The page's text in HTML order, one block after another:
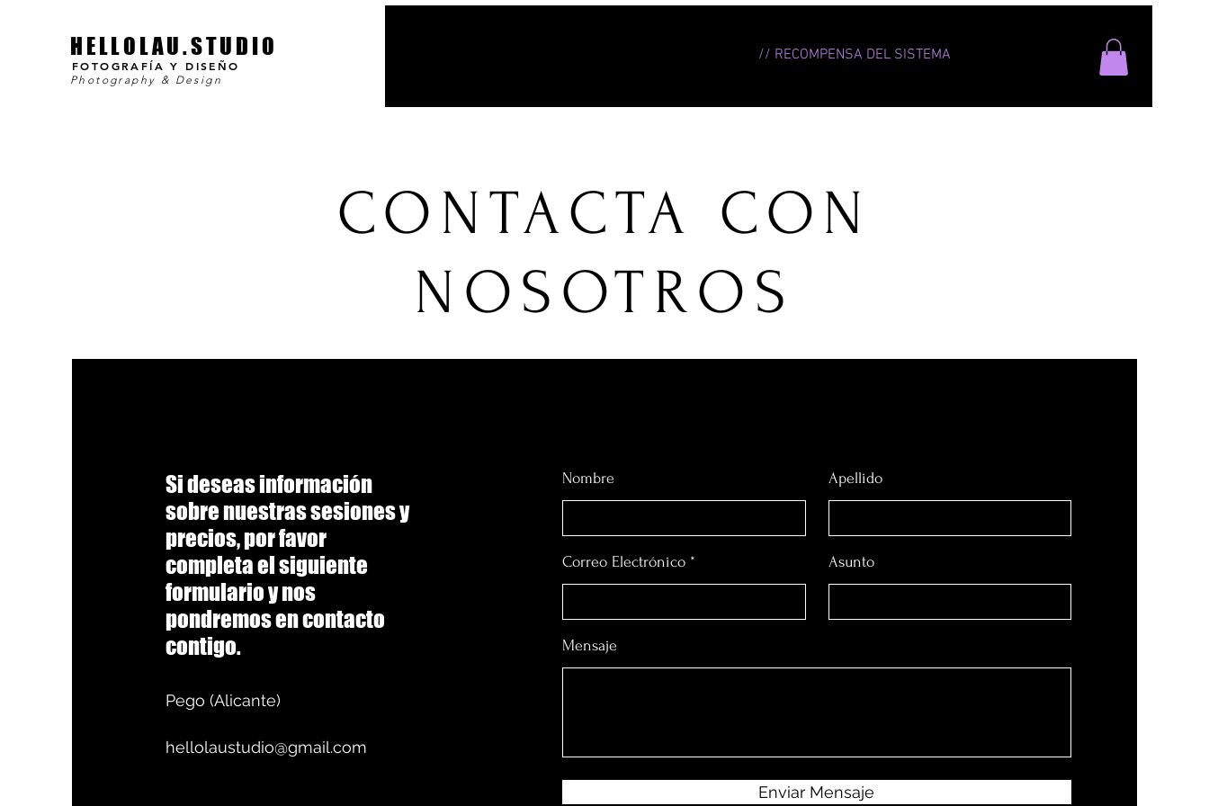
HELLOLAU.STUDIO
FOTOGRAFÍA Y DISEÑO
Photography & Design
// RECOMPENSA DEL SISTEMA
CONTACTA CON
NOSOTROS
Si deseas información
sobre nuestras sesiones y
precios, por favor
completa el siguiente
formulario y nos
pondremos en contacto
contigo.
Pego (Alicante)
hellolaustudio@gmail.com
Nombre Apellido
Correo Electrónico Asunto
Mensaje
Enviar Mensaje